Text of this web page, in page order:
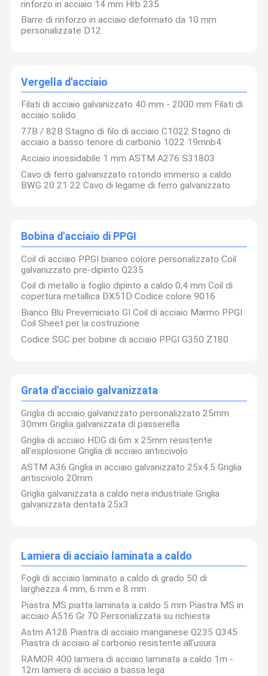
Controllo
Della Qualità
Chiedi Un
Bobina laminata a caldo del acciaio al carbonio
Bobina laminata a freddo del acciaio al carbonio
Scoli di acciaio galvanizzato
Struttura del telaio in acciaio
tubi di acciaio saldati
rinforzo in acciaio 14 mm Hrb 235
Barre di rinforzo in acciaio deformato da 10 mm
personalizzate D12
Vergella d'acciaio
Filati di acciaio galvanizzato 40 mm - 2000 mm Filati di
acciaio solido
77B / 82B Stagno di filo di acciaio C1022 Stagno di
acciaio a basso tenore di carbonio 1022 19mnb4
Acciaio inossidabile 1 mm ASTM A276 S31803
Cavo di ferro galvanizzato rotondo immerso a caldo
BWG 20 21 22 Cavo di legame di ferro galvanizzato
Bobina d'acciaio di PPGI
Coil di acciaio PPGI bianco colore personalizzato Coil
galvanizzato pre-dipinto Q235
Coil di metallo a foglio dipinto a caldo 0,4 mm Coil di
copertura metallica DX51D Codice colore 9016
Bianco Blu Preverniciato GI Coil di acciaio Marmo PPGI
Coil Sheet per la costruzione
Codice SGC per bobine di acciaio PPGI G350 Z180
Grata d'acciaio galvanizzata
Griglia di acciaio galvanizzato personalizzato 25mm
30mm Griglia galvanizzata di passerella
Griglia di acciaio HDG di 6m x 25mm resistente
all'esplosione Griglia di acciaio antiscivolo
ASTM A36 Griglia in acciaio galvanizzato 25x4.5 Griglia
antiscivolo 20mm
Griglia galvanizzata a caldo nera industriale Griglia
galvanizzata dentata 25x3
Lamiera di acciaio laminata a caldo
Fogli di acciaio laminato a caldo di grado 50 di
larghezza 4 mm, 6 mm e 8 mm
Piastra MS piatta laminata a caldo 5 mm Piastra MS in
acciaio A516 Gr 70 Personalizzata su richiesta
Astm A128 Piastra di acciaio manganese Q235 Q345
Piastra di acciaio al carbonio resistente all'usura
RAMOR 400 lamiera di acciaio laminata a caldo 1m -
12m lamiera di acciaio a bassa lega
La nostra società
nazionali come
Baosteel, Laiwu
Steel, Rizhao
Steel, Handan Iron
and Steel, Angang
and Steel.
I prodotti comprendono
ecc.gas naturale, costruzione
navale, industrie chimiche, tutela
dell'ambiente, produzione di
caldaie, conservazione dell'acqua,
energia, prodotti strutturali in
In linea con il concetto di sviluppo di
"Qualità conquista il mondo, servizio
realizzazione futuro.i nostri prodotti
sono stati esportati nei seguenti paesi al
Non vedo l'ora
fare amicizia
con clienti di